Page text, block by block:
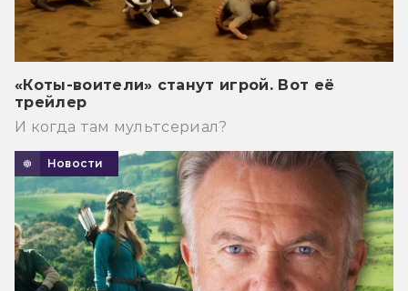
«Коты-воители» станут игрой. Вот её
трейлер
И когда там мультсериал?
Новости